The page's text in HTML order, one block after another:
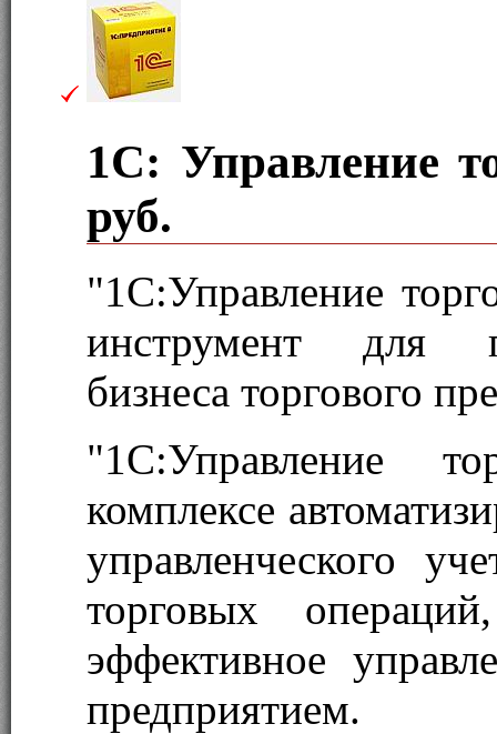
1С: Управление
руб.
"1С:Управление
инструмент для
бизнеса торгового
"1С:Управление
комплексе
управленческого
торговых
эффективное
предприятием.